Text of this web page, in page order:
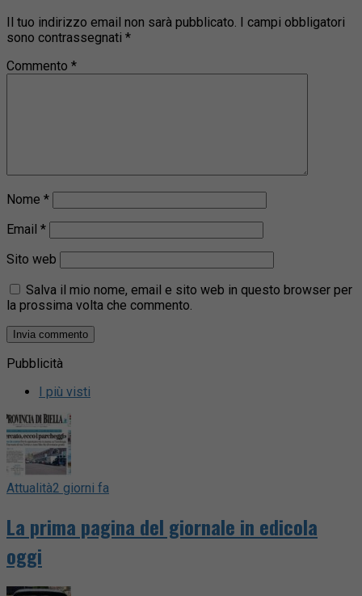
Il tuo indirizzo email non sarà pubblicato.
I campi obbligatori
sono contrassegnati *
Commento *
Nome *
Email *
Sito web
Salva il mio nome, email e sito web in questo browser per
la prossima volta che commento.
Pubblicità
I più visti
Attualità2 giorni fa
La prima pagina del giornale in edicola
oggi